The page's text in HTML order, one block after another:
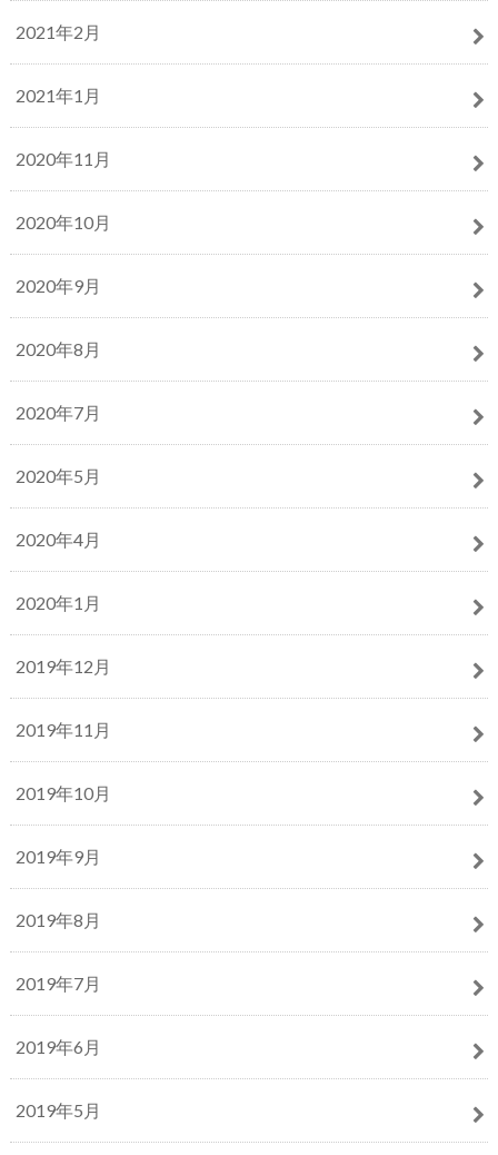
2021年2月
2021年1月
2020年11月
2020年10月
2020年9月
2020年8月
2020年7月
2020年5月
2020年4月
2020年1月
2019年12月
2019年11月
2019年10月
2019年9月
2019年8月
2019年7月
2019年6月
2019年5月